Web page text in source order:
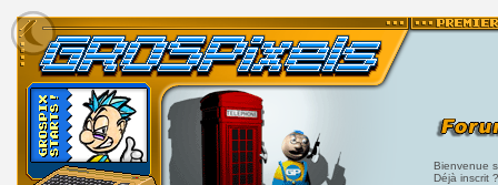
Bienvenue
Déjà inscrit